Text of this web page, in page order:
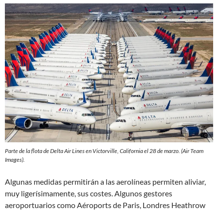
Parte de la flota de Delta Air Lines en Victorville, California el 28 de marzo. (Air Team
Images).
Algunas medidas permitirán a las aerolíneas permiten aliviar,
muy ligerísimamente, sus costes. Algunos gestores
aeroportuarios como Aéroports de Paris, Londres Heathrow